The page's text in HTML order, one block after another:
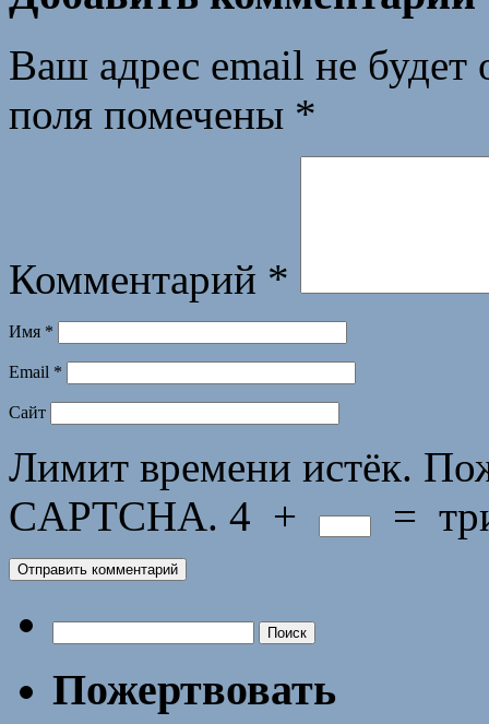
Ваш адрес email не будет
поля помечены *
Комментарий *
Имя *
Email *
Сайт
Лимит времени истёк.
CAPTCHA. 4 + =
Пожертвовать